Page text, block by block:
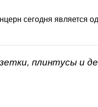
сегодня является
плинтусы и